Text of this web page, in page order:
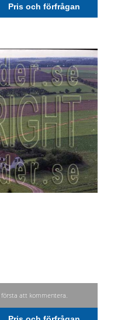
Pris och förfrågan
första att kommentera.